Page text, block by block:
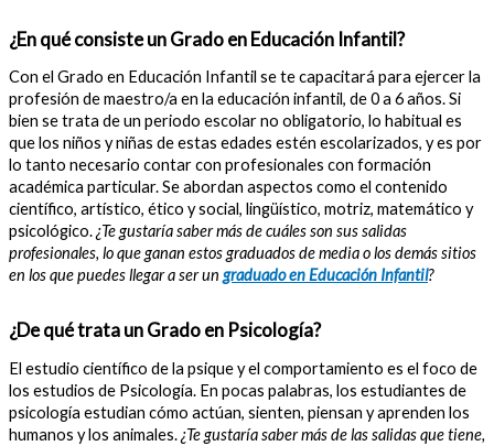
¿En qué consiste un Grado en Educación Infantil?
Con el Grado en Educación Infantil se te capacitará para ejercer la
profesión de maestro/a en la educación infantil, de 0 a 6 años. Si
bien se trata de un periodo escolar no obligatorio, lo habitual es
que los niños y niñas de estas edades estén escolarizados, y es por
lo tanto necesario contar con profesionales con formación
académica particular. Se abordan aspectos como el contenido
científico, artístico, ético y social, lingüístico, motriz, matemático y
psicológico.¿Te gustaría saber más de cuáles son sus salidas
profesionales, lo que ganan estos graduados de media o los demás sitios
en los que puedes llegar a ser un graduado en Educación Infantil?
¿De qué trata un Grado en Psicología?
El estudio científico de la psique y el comportamiento es el foco de
los estudios de Psicología. En pocas palabras, los estudiantes de
psicología estudian cómo actúan, sienten, piensan y aprenden los
humanos y los animales.¿Te gustaría saber más de las salidas que tiene,